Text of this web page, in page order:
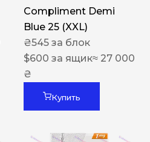
Compliment Demi
Blue 25 (XXL)
₴545 за блок
$600 за ящик≈ 27 000
₴
Купить